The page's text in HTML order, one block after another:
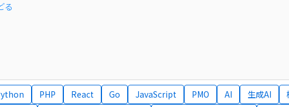
る
PHP React Go JavaScript PMO AI 生成AI